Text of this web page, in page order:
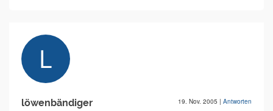
löwenbändiger 19. Nov. 2005 | Antworten